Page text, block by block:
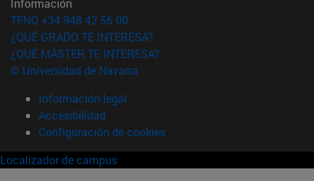
TFNO +34 948 42 56 00
¿QUÉ GRADO TE INTERESA?
¿QUÉ MÁSTER TE INTERESA?
© Universidad de Navarra
Información legal
Accesibilidad
Configuración de cookies
Localizador de campus